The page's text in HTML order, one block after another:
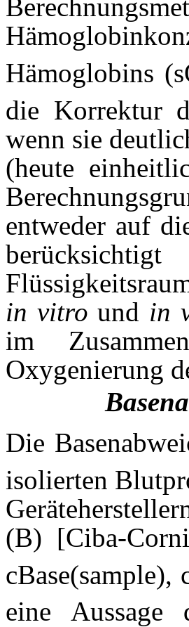
Hämoglobins
die Korrektur
wenn sie
(heute
entweder auf
in vitro und in
im
Oxygenierung
Die
isolierten
(B) [Ciba-
eine